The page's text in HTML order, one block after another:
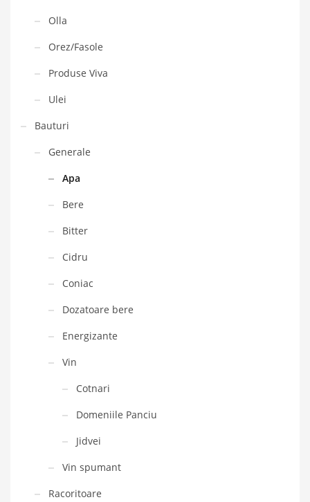
Olla
Orez/Fasole
Produse Viva
Ulei
Bauturi
Generale
Apa
Bere
Bitter
Cidru
Coniac
Dozatoare bere
Energizante
Vin
Cotnari
Domeniile Panciu
Jidvei
Vin spumant
Racoritoare